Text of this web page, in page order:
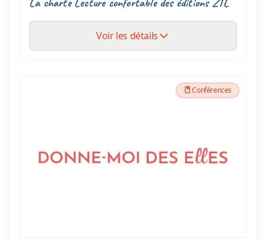
Voir les détails
Conférences